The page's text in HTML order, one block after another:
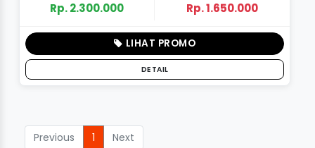
Rp. 2.300.000 Rp. 1.650.000
LIHAT PROMO
DETAIL
Previous 1 Next